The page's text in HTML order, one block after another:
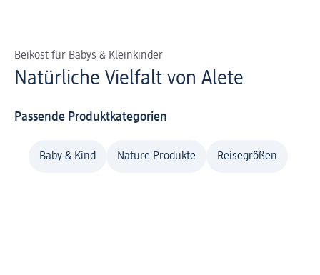
Beikost für Babys & Kleinkinder
Natürliche Vielfalt von Alete
Passende Produktkategorien
Baby & Kind Nature Produkte Reisegrößen